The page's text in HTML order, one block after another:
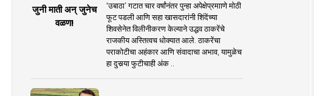
जुनी माती अन् जुनेच
वळण!
‘उबाठा’ गटात चार वर्षांनंतर पुन्हा अपेक्षेप्रमााणे मोठी
फूट पडली आणि सहा खासदारांनी शिंदेंच्या
शिवसेनेत विलीनीकरण केल्याने उद्धव ठाकरेंचे
राजकीय अस्तित्वच धोक्यात आले. ठाकरेंचा
पराकोटीचा अहंकार आणि संवादाचा अभाव, यामुळेच
हा दुसर्‍या फुटीचाही अंक ..